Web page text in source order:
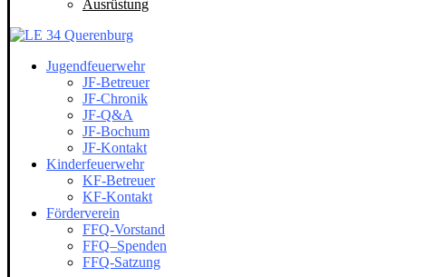
Ausrüstung
Jugendfeuerwehr
JF-Betreuer
JF-Chronik
JF-Q&A
JF-Bochum
JF-Kontakt
Kinderfeuerwehr
KF-Betreuer
KF-Kontakt
Förderverein
FFQ-Vorstand
FFQ–Spenden
FFQ-Satzung